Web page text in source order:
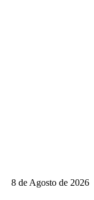
8 de Agosto de 2026